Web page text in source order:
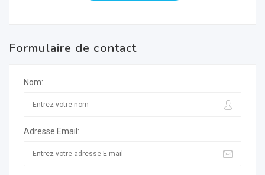
Formulaire de contact
Nom:
Adresse Email: